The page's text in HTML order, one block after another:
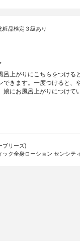
粧品検定３級あり
上がりにこちらをつけると
できます。一度つけると、
娘にお風呂上がりにつけて
ブリーズ)
ック全身ローション センシテ